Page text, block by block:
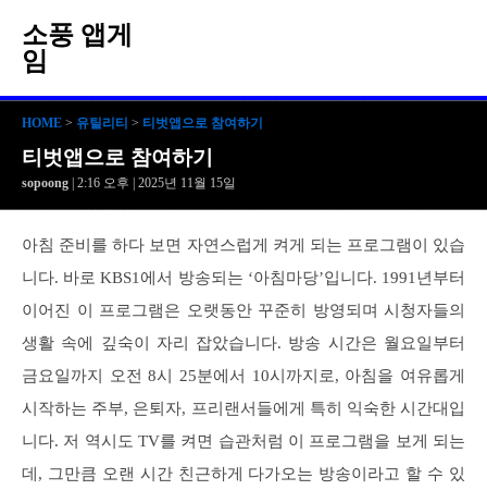
소풍 앱게
임
HOME > 유틸리티 > 티벗앱으로 참여하기
티벗앱으로 참여하기
sopoong | 2:16 오후 | 2025년 11월 15일
아침 준비를 하다 보면 자연스럽게 켜게 되는 프로그램이 있습
니다. 바로 KBS1에서 방송되는 ‘아침마당’입니다. 1991년부터
이어진 이 프로그램은 오랫동안 꾸준히 방영되며 시청자들의
생활 속에 깊숙이 자리 잡았습니다. 방송 시간은 월요일부터
금요일까지 오전 8시 25분에서 10시까지로, 아침을 여유롭게
시작하는 주부, 은퇴자, 프리랜서들에게 특히 익숙한 시간대입
니다. 저 역시도 TV를 켜면 습관처럼 이 프로그램을 보게 되는
데, 그만큼 오랜 시간 친근하게 다가오는 방송이라고 할 수 있